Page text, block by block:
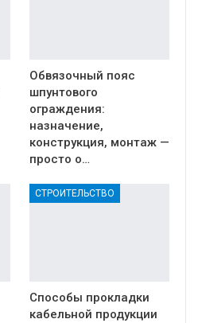
Обвязочный пояс
шпунтового
ограждения:
назначение,
конструкция, монтаж —
просто о…
СТРОИТЕЛЬСТВО
Способы прокладки
кабельной продукции